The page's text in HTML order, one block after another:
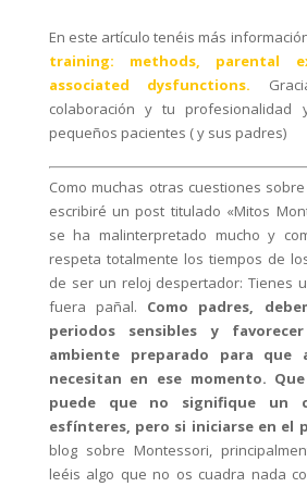
En este artículo tenéis más
training: methods, parental
associated dysfunctions.
colaboración y tu profesionalidad
pequeños pacientes ( y sus padres)
Como muchas otras cuestiones
escribiré un post titulado «Mitos
se ha malinterpretado mucho y
respeta totalmente los tiempos de
de ser un reloj despertador: Tienes
fuera pañal. Como padres,
periodos sensibles y
ambiente preparado para que
necesitan en ese momento.
puede que no signifique un
esfínteres, pero si iniciarse en el
blog sobre Montessori,
leéis algo que no os cuadra nada